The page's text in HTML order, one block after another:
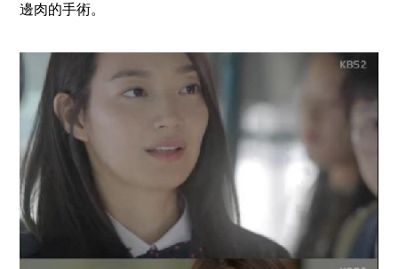
邊肉的手術。